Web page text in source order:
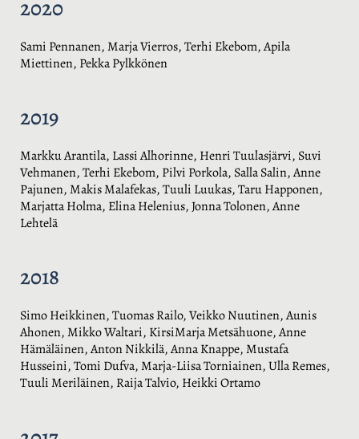
2020
Sami Pennanen, Marja Vierros, Terhi Ekebom, Apila
Miettinen, Pekka Pylkkönen
2019
Markku Arantila, Lassi Alhorinne, Henri Tuulasjärvi, Suvi
Vehmanen, Terhi Ekebom, Pilvi Porkola, Salla Salin, Anne
Pajunen, Makis Malafekas, Tuuli Luukas, Taru Happonen,
Marjatta Holma, Elina Helenius, Jonna Tolonen, Anne
Lehtelä
2018
Simo Heikkinen, Tuomas Railo, Veikko Nuutinen, Aunis
Ahonen, Mikko Waltari, KirsiMarja Metsähuone, Anne
Hämäläinen, Anton Nikkilä, Anna Knappe, Mustafa
Husseini, Tomi Dufva, Marja-Liisa Torniainen, Ulla Remes,
Tuuli Meriläinen, Raija Talvio, Heikki Ortamo